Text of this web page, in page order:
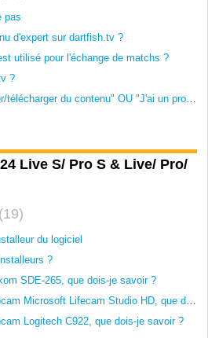
pas
d'expert sur dartfish.tv ?
utilisé pour l'échange de matchs ?
?
Live S/ Pro S & Live/ Pro/
19
du logiciel
?
SDE-265, que dois-je savoir ?
Logitech C922, que dois-je savoir ?